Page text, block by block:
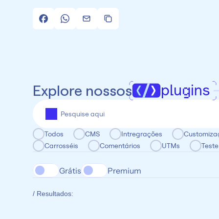
Explore nossos plugins
Todos CMS Intregrações
Carrosséis
Comentários UTMs
Grátis Premium
/ Resultados: